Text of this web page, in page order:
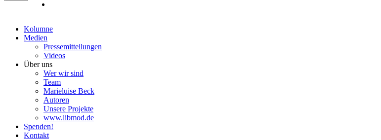
Kolumne
Medien
Pres­se­mit­tei­lun­gen
Videos
Über uns
Wer wir sind
Team
Marie­luise Beck
Autoren
Unsere Pro­jekte
www.libmod.de
Spenden!
Kontakt